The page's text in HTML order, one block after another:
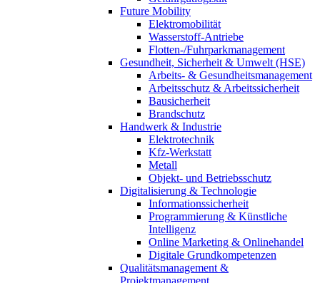
Future Mobility
Elektromobilität
Wasserstoff-Antriebe
Flotten-/Fuhrparkmanagement
Gesundheit, Sicherheit & Umwelt (HSE)
Arbeits- & Gesundheitsmanagement
Arbeitsschutz & Arbeitssicherheit
Bausicherheit
Brandschutz
Handwerk & Industrie
Elektrotechnik
Kfz-Werkstatt
Metall
Objekt- und Betriebsschutz
Digitalisierung & Technologie
Informationssicherheit
Programmierung & Künstliche
Intelligenz
Online Marketing & Onlinehandel
Digitale Grundkompetenzen
Qualitätsmanagement &
Projektmanagement